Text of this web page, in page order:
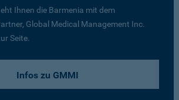
Ihnen die Barmenia mit dem
Global Medical Management Inc.
Seite.
Infos zu GMMI